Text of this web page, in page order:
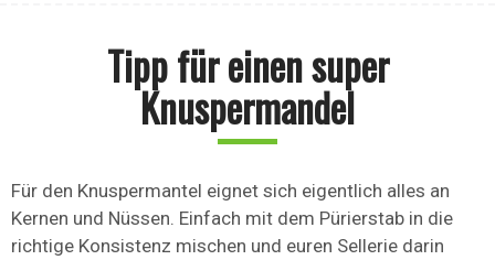
Tipp für einen super
Knuspermandel
Für den Knuspermantel eignet sich eigentlich alles an
Kernen und Nüssen. Einfach mit dem Pürierstab in die
richtige Konsistenz mischen und euren Sellerie darin